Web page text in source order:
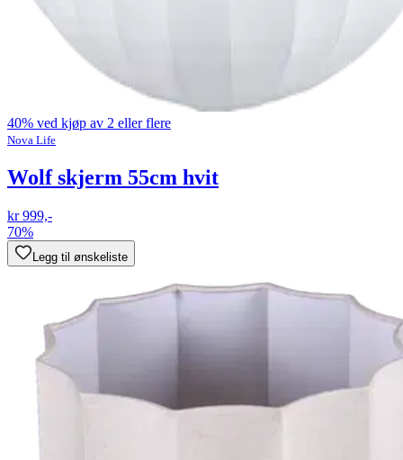
40% ved kjøp av 2 eller flere
Nova Life
Wolf skjerm 55cm hvit
kr 999,-
70%
Legg til ønskeliste